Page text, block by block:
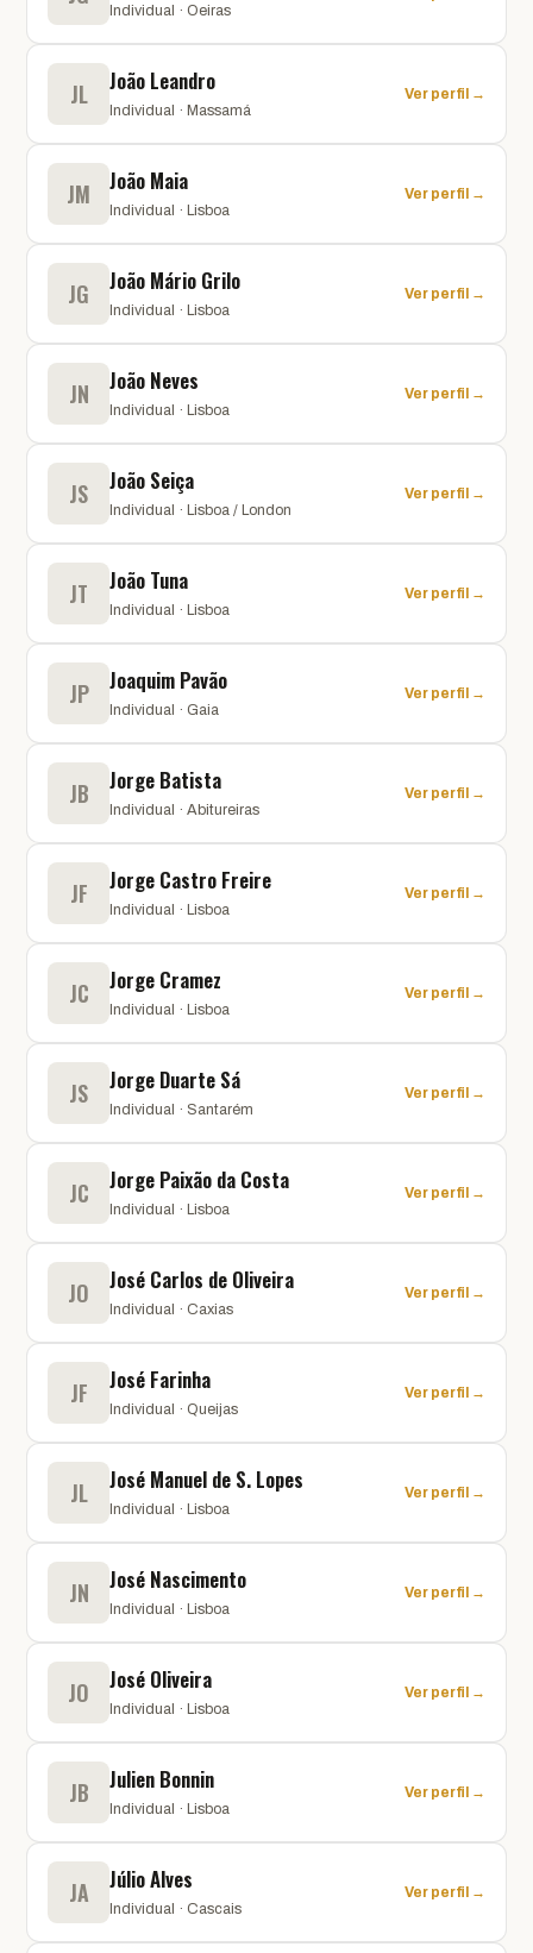
Individual · Oeiras
JL João Leandro
Individual · Massamá
Ver perfil →
JM João Maia
Individual · Lisboa
Ver perfil →
JG João Mário Grilo
Individual · Lisboa
Ver perfil →
JN João Neves
Individual · Lisboa
Ver perfil →
JS João Seiça
Individual · Lisboa / London
Ver perfil →
JT João Tuna
Individual · Lisboa
Ver perfil →
JP Joaquim Pavão
Individual · Gaia
Ver perfil →
JB Jorge Batista
Individual · Abitureiras
Ver perfil →
JF Jorge Castro Freire
Individual · Lisboa
Ver perfil →
JC Jorge Cramez
Individual · Lisboa
Ver perfil →
JS Jorge Duarte Sá
Individual · Santarém
Ver perfil →
JC Jorge Paixão da Costa
Individual · Lisboa
Ver perfil →
JO José Carlos de Oliveira
Individual · Caxias
Ver perfil →
JF José Farinha
Individual · Queijas
Ver perfil →
JL José Manuel de S. Lopes
Individual · Lisboa
Ver perfil →
JN José Nascimento
Individual · Lisboa
Ver perfil →
JO José Oliveira
Individual · Lisboa
Ver perfil →
JB Julien Bonnin
Individual · Lisboa
Ver perfil →
JA Júlio Alves
Individual · Cascais
Ver perfil →